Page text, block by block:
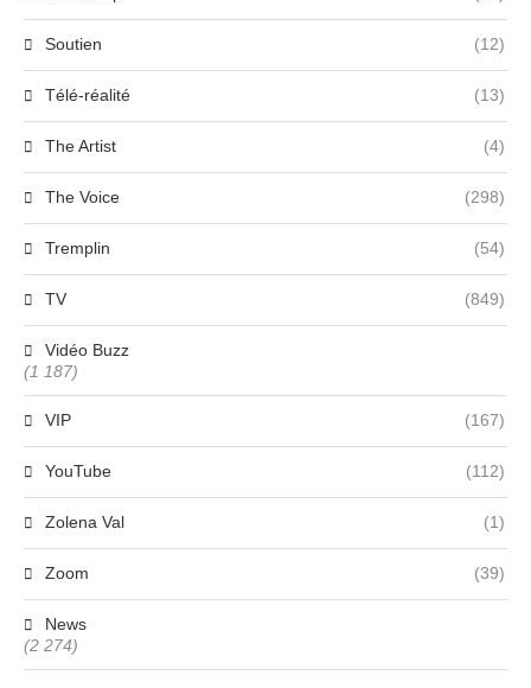
Soutien (12)
Télé-réalité (13)
The Artist (4)
The Voice (298)
Tremplin (54)
TV (849)
Vidéo Buzz
(1 187)
VIP (167)
YouTube (112)
Zolena Val (1)
Zoom (39)
News
(2 274)